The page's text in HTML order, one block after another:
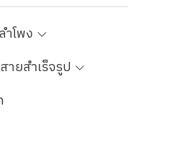
ำโพง
ยสำเร็จรูป